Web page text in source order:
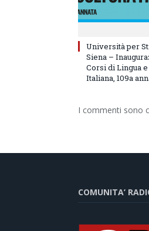
Università per
Siena –
Corsi di Lingua
Italiana, 109a
I commenti sono
COMUNITA’